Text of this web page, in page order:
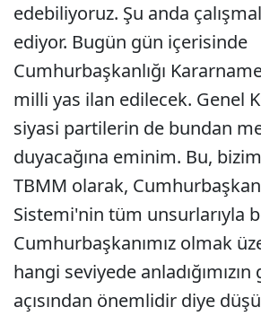
edebiliyoruz. Şu anda
ediyor. Bugün gün içerisinde
Cumhurbaşkanlığı
milli yas ilan edilecek. Genel
siyasi partilerin de bundan
duyacağına eminim. Bu,
TBMM olarak,
Sistemi'nin tüm unsurlarıyla
Cumhurbaşkanımız olmak
hangi seviyede
açısından önemlidir diye